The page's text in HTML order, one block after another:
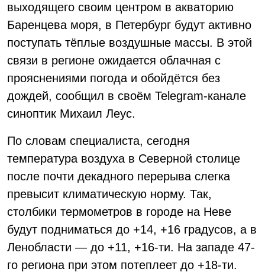
выходящего своим центром в акваторию
Баренцева моря, в Петербург будут активно
поступать тёплые воздушные массы. В этой
связи в регионе ожидается облачная с
прояснениями погода и обойдётся без
дождей, сообщил в своём Telegram-канале
синоптик Михаил Леус.
По словам специалиста, сегодня
температура воздуха в Северной столице
после почти декадного перерыва слегка
превысит климатическую норму. Так,
столбики термометров в городе на Неве
будут подниматься до +14, +16 градусов, а в
Ленобласти — до +11, +16-ти. На западе 47-
го региона при этом потеплеет до +18-ти.